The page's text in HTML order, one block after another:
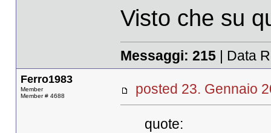
Visto che su
Messaggi: 215| Data
Ferro1983
Member
Member # 4688
posted 23.
quote: